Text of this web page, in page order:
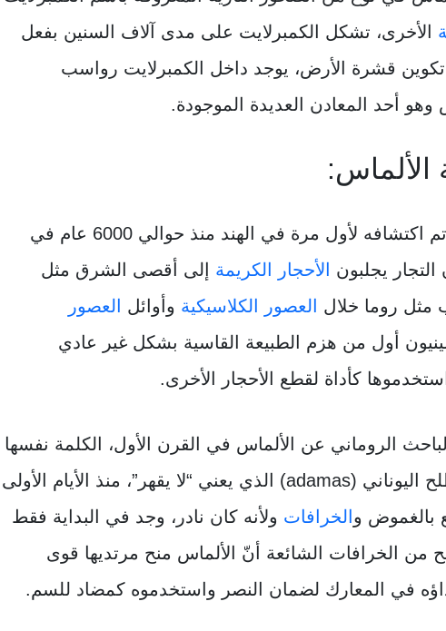
الأخرى، تشكل الكمبرلايت على مدى آلاف السنين بفعل
تكوين قشرة الأرض، يوجد داخل الكمبرلايت رواسب
أحد المعادن العديدة الموجودة.
الألماس:
تم اكتشافه لأول مرة في الهند منذ حوالي 6000 عام في
التجار يجلبون
الأحجار الكريمة إلى أقصى الشرق مثل
مثل روما خلال العصور الكلاسيكية وأوائل
العصور
أول من هزم الطبيعة القاسية بشكل غير عادي
كأداة لقطع الأحجار الأخرى.
الروماني عن الألماس في القرن الأول، الكلمة نفسها
مشتقة من المصطلح اليوناني (adamas) الذي يعني “لا يقهر”، منذ الأيام الأولى
بالغموض و الخرافات ولأنه كان نادر، وجد في البداية فقط
من الخرافات الشائعة أنّ الألماس منح مرتديها قوى
في المعارك لضمان النصر واستخدموه كمضاد للسم.